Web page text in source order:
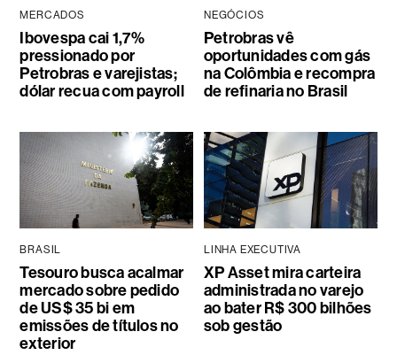
MERCADOS
Ibovespa cai 1,7%
pressionado por
Petrobras e varejistas;
dólar recua com payroll
NEGÓCIOS
Petrobras vê
oportunidades com gás
na Colômbia e recompra
de refinaria no Brasil
BRASIL
Tesouro busca acalmar
mercado sobre pedido
de US$ 35 bi em
emissões de títulos no
exterior
LINHA EXECUTIVA
XP Asset mira carteira
administrada no varejo
ao bater R$ 300 bilhões
sob gestão